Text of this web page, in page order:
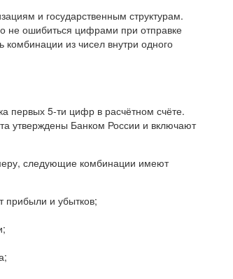
и государственным структурам.
не ошибиться цифрами при отправке
комбинации из чисел внутри одного
первых 5-ти цифр в расчётном счёте.
утверждены Банком России и включают
следующие комбинации имеют
прибыли и убытков;